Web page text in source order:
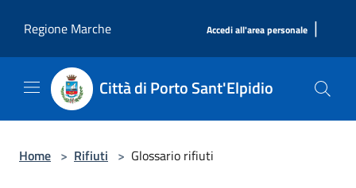
Regione Marche
Accedi all'area personale |
Città di Porto Sant'Elpidio
Home > Rifiuti > Glossario rifiuti